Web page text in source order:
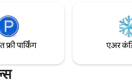
फ्री पार्किंग एअर